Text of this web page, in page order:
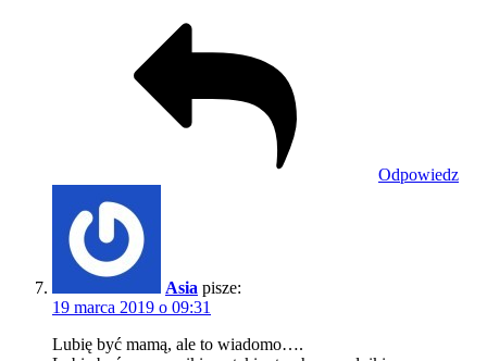
Odpowiedz
Asia pisze:
19 marca 2019 o 09:31
Lubię być mamą, ale to wiadomo….